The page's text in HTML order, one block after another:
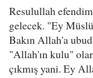
Resulullah
gelecek. "Ey
Bakın Allah'a
"Allah'ın kulu"
çıkmış yani. Ey